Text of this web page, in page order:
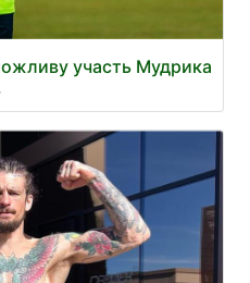
участь Мудрика